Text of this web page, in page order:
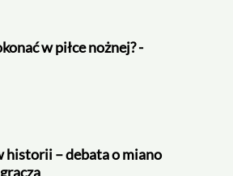
w piłce nożnej? -
historii – debata o miano